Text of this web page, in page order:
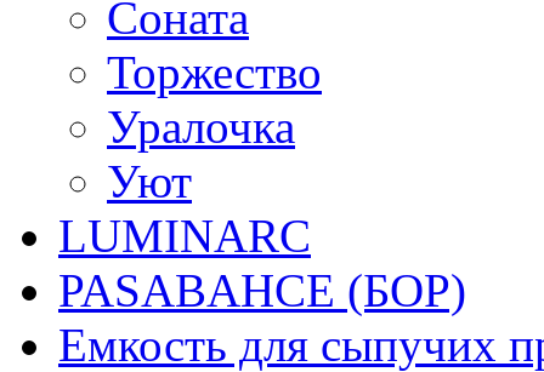
Соната
Торжество
Уралочка
Уют
LUMINARC
PASABAHCE (БОР)
Емкость для сыпучих